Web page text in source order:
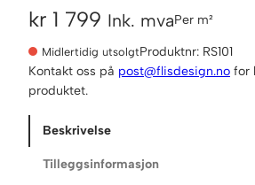
kr 1 799 Ink. mvaPer m²
Midlertidig utsolgtProduktnr: RS101
Kontakt oss på post@flisdesign.no for
produktet.
Beskrivelse
Tilleggsinformasjon